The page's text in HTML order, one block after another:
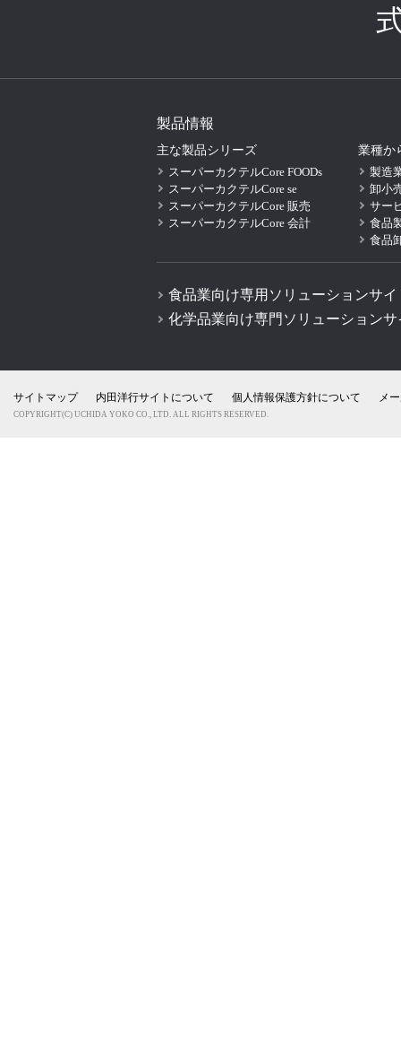
製品情報
主な製品シリーズ
スーパーカクテルCore FOODs
スーパーカクテルCore se
スーパーカクテルCore 販売
スーパーカクテルCore 会計
業種か
製造
卸小
サー
食品
食品
食品業向け専用ソリューションサイ
化学品業向け専門ソリューションサ
サイトマップ 内田洋行サイトについて 個人情報保護方針について メ
COPYRIGHT(C) UCHIDA YOKO CO., LTD. ALL RIGHTS RESERVED.